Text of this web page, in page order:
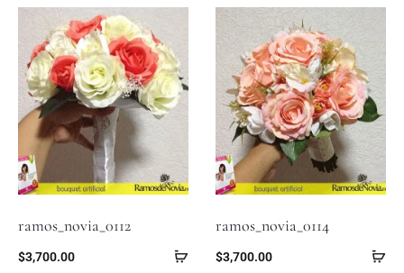
ramos_novia_0112
$3,700.00
ramos_novia_0114
$3,700.00